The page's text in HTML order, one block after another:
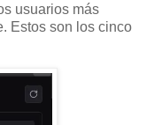
usuarios más
Estos son los cinco